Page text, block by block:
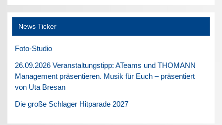
News Ticker
Foto-Studio
26.09.2026 Veranstaltungstipp: ATeams und THOMANN
Management präsentieren. Musik für Euch – präsentiert
von Uta Bresan
Die große Schlager Hitparade 2027